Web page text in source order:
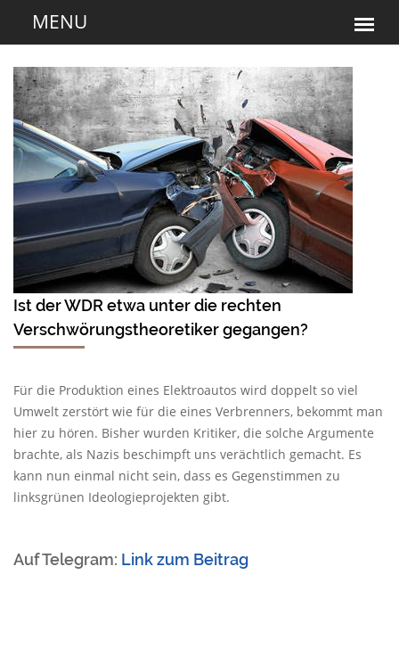
Ist der WDR etwa unter die rechten
Verschwörungstheoretiker gegangen?
Für die Produktion eines Elektroautos wird doppelt so viel
Umwelt zerstört wie für die eines Verbrenners, bekommt man
hier zu hören. Bisher wurden Kritiker, die solche Argumente
brachte, als Nazis beschimpft uns verächtlich gemacht. Es
kann nun einmal nicht sein, dass es Gegenstimmen zu
linksgrünen Ideologieprojekten gibt.
Auf Telegram: Link zum Beitrag